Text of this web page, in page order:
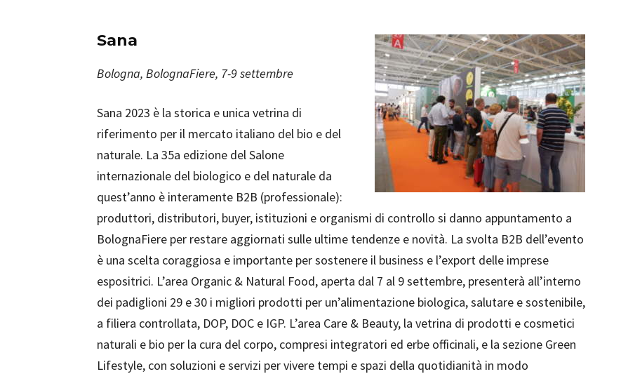
Sana
Bologna, BolognaFiere, 7-9 settembre
Sana 2023 è la storica e unica vetrina di
riferimento per il mercato italiano del bio e del
naturale. La 35a edizione del Salone
internazionale del biologico e del naturale da
quest’anno è interamente B2B (professionale):
produttori, distributori, buyer, istituzioni e organismi di controllo si danno appuntamento a
BolognaFiere per restare aggiornati sulle ultime tendenze e novità. La svolta B2B dell’evento
è una scelta coraggiosa e importante per sostenere il business e l’export delle imprese
espositrici. L’area Organic & Natural Food, aperta dal 7 al 9 settembre, presenterà all’interno
dei padiglioni 29 e 30 i migliori prodotti per un’alimentazione biologica, salutare e sostenibile,
a filiera controllata, DOP, DOC e IGP. L’area Care & Beauty, la vetrina di prodotti e cosmetici
naturali e bio per la cura del corpo, compresi integratori ed erbe officinali, e la sezione Green
Lifestyle, con soluzioni e servizi per vivere tempi e spazi della quotidianità in modo